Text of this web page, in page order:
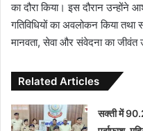
का दौरा किया। इस दौरान उन्होंने
गतिविधियों का अवलोकन किया
मानवता, सेवा और संवेदना का जीवंत
Related Articles
सक्ती में